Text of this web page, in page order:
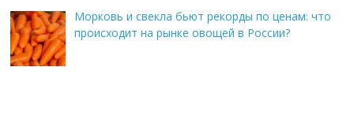
Морковь и свекла бьют рекорды по ценам: что
происходит на рынке овощей в России?